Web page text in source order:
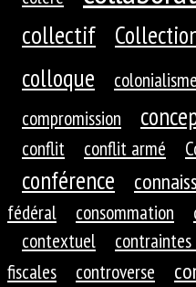
collectif
colloque colonialisme
compromission
conflit conflit armé
conférence
fédéral
consommation
contextuel
fiscales
controverse